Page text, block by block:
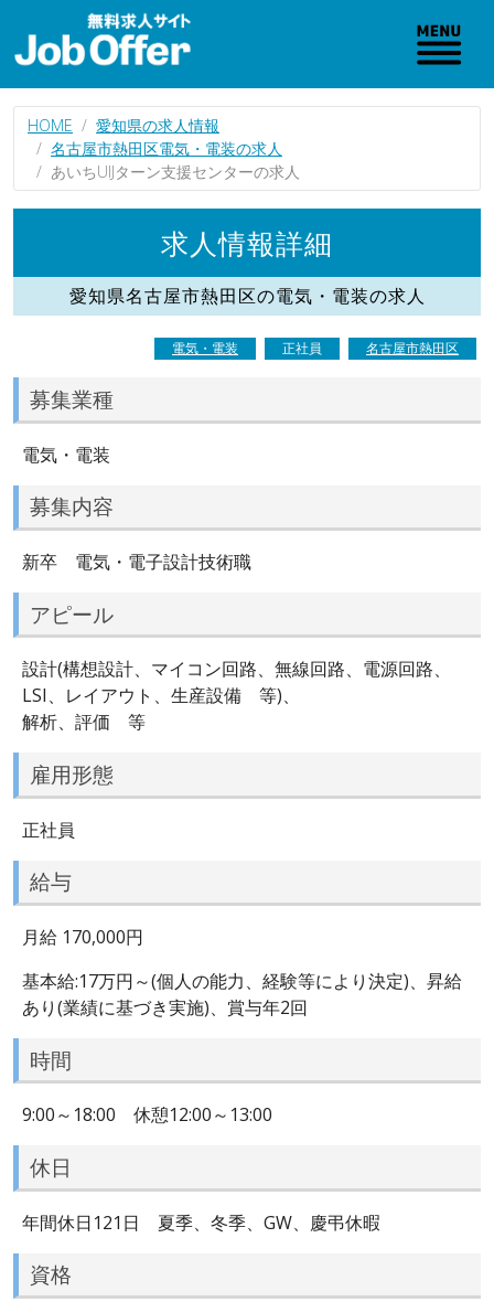
HOME
愛知県の求人情報
名古屋市熱田区電気・電装の求人
あいちUIJターン支援センターの求人
求人情報詳細
愛知県名古屋市熱田区の電気・電装の求人
電気・電装 正社員 名古屋市熱田区
募集業種
電気・電装
募集内容
新卒 電気・電子設計技術職
アピール
設計(構想設計、マイコン回路、無線回路、電源回路、
LSI、レイアウト、生産設備 等)、
解析、評価 等
雇用形態
正社員
給与
月給 170,000円
基本給:17万円～(個人の能力、経験等により決定)、昇給
あり(業績に基づき実施)、賞与年2回
時間
9:00～18:00 休憩12:00～13:00
休日
年間休日121日 夏季、冬季、GW、慶弔休暇
資格